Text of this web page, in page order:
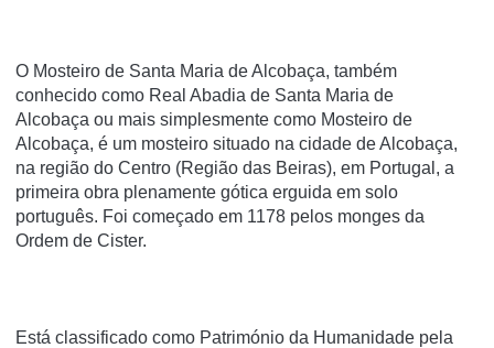
O Mosteiro de Santa Maria de Alcobaça, também
conhecido como Real Abadia de Santa Maria de
Alcobaça ou mais simplesmente como Mosteiro de
Alcobaça, é um mosteiro situado na cidade de Alcobaça,
na região do Centro (Região das Beiras), em Portugal, a
primeira obra plenamente gótica erguida em solo
português. Foi começado em 1178 pelos monges da
Ordem de Cister.
Está classificado como Património da Humanidade pela